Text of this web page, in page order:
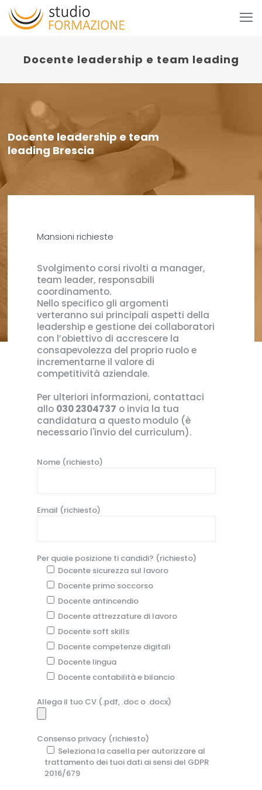
Docente leadership e team leading
Docente leadership e team
leading Brescia
Mansioni richieste
Svolgimento corsi rivolti a manager,
team leader, responsabili
coordinamento.
Nello specifico gli argomenti
verteranno sui principali aspetti della
leadership e gestione dei collaboratori
con l’obiettivo di accrescere la
consapevolezza del proprio ruolo e
incrementarne il valore di
competitività aziendale.
Per ulteriori informazioni, contattaci
allo 030 2304737 o invia la tua
candidatura a questo modulo (è
necessario l'invio del curriculum).
Nome (richiesto)
Email (richiesto)
Per quale posizione ti candidi? (richiesto)
Docente sicurezza sul lavoro
Docente primo soccorso
Docente antincendio
Docente attrezzature di lavoro
Docente soft skills
Docente competenze digitali
Docente lingua
Docente contabilità e bilancio
Allega il tuo CV (.pdf, .doc o .docx)
Consenso privacy (richiesto)
Seleziona la casella per autorizzare al
trattamento dei tuoi dati ai sensi del GDPR
2016/679